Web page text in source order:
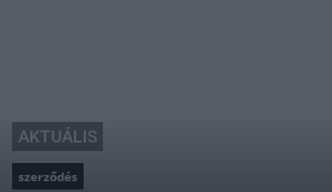
AKTUÁLIS
szerződés